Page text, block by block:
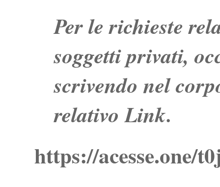
Per le richieste
soggetti privati,
scrivendo nel
relativo Link.
https://acesse.one/